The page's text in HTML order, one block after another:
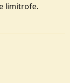
limitrofe.